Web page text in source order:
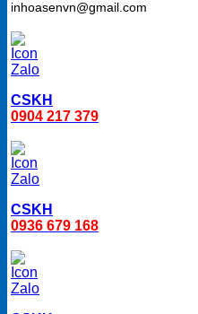
inhoasenvn@gmail.com
CSKH
0904 217 379
CSKH
0936 679 168